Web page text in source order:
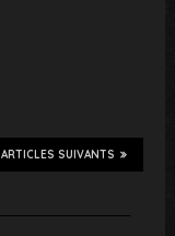
ARTICLES SUIVANTS